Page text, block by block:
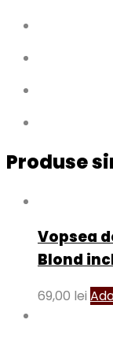
Produse
Vopsea
Blond
69,00 lei